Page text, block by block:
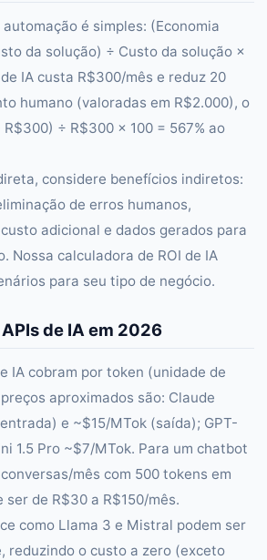
automação é simples: (Economia
da solução) ÷ Custo da solução ×
IA custa R$300/mês e reduz 20
humano (valoradas em R$2.000), o
R$300) ÷ R$300 × 100 = 567% ao
considere benefícios indiretos:
de erros humanos,
adicional e dados gerados para
Nossa calculadora de ROI de IA
para seu tipo de negócio.
de IA em 2026
IA cobram por token (unidade de
aproximados são: Claude
e ~$15/MTok (saída); GPT-
1.5 Pro ~$7/MTok. Para um chatbot
mês com 500 tokens em
ser de R$30 a R$150/mês.
como Llama 3 e Mistral podem ser
reduzindo o custo a zero (exceto